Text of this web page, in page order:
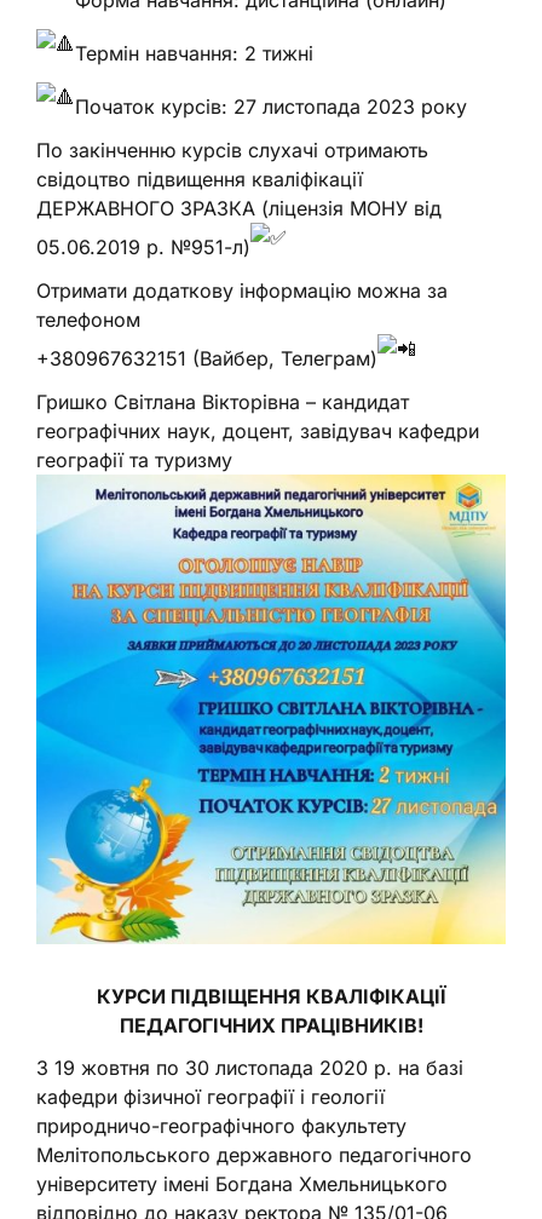
Термін навчання: 2 тижні
Початок курсів: 27 листопада 2023 року
По закінченню курсів слухачі отримають
свідоцтво підвищення кваліфікації
ДЕРЖАВНОГО ЗРАЗКА (ліцензія МОНУ від
05.06.2019 р. №951-л)
Отримати додаткову інформацію можна за
телефоном
+380967632151 (Вайбер, Телеграм)
Гришко Світлана Вікторівна – кандидат
географічних наук, доцент, завідувач кафедри
географії та туризму
КУРСИ ПІДВІЩЕННЯ КВАЛІФІКАЦІЇ
ПЕДАГОГІЧНИХ ПРАЦІВНИКІВ!
З 19 жовтня по 30 листопада 2020 р. на базі
кафедри фізичної географії і геології
природничо-географічного факультету
Мелітопольського державного педагогічного
університету імені Богдана Хмельницького
відповідно до наказу ректора № 135/01-06